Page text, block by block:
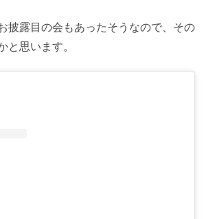
披露目の会もあったそうなので、その
と思います。